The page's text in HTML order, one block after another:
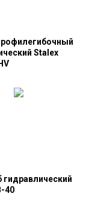
Stalex
гидравлический
40